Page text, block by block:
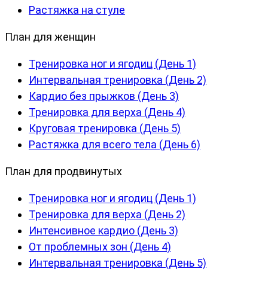
Растяжка на стуле
План для женщин
Тренировка ног и ягодиц (День 1)
Интервальная тренировка (День 2)
Кардио без прыжков (День 3)
Тренировка для верха (День 4)
Круговая тренировка (День 5)
Растяжка для всего тела (День 6)
План для продвинутых
Тренировка ног и ягодиц (День 1)
Тренировка для верха (День 2)
Интенсивное кардио (День 3)
От проблемных зон (День 4)
Интервальная тренировка (День 5)